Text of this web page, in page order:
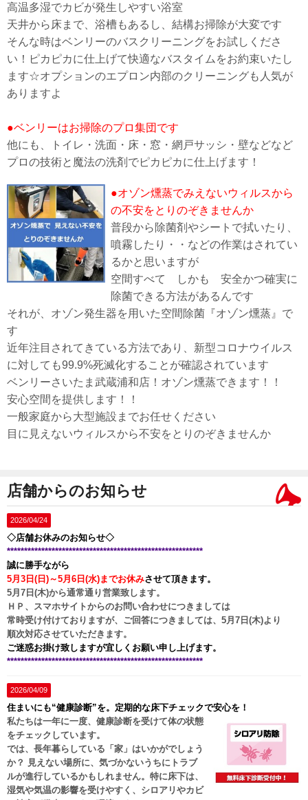
高温多湿でカビが発生しやすい浴室
天井から床まで、浴槽もあるし、結構お掃除が大変です
そんな時はベンリーのバスクリーニングをお試しくださ
い！ピカピカに仕上げて快適なバスタイムをお約束いたし
ます☆オプションのエプロン内部のクリーニングも人気が
ありますよ
●ベンリーはお掃除のプロ集団です
他にも、トイレ・洗面・床・窓・網戸サッシ・壁などなど
プロの技術と魔法の洗剤でピカピカに仕上げます！
●オゾン燻蒸でみえないウィルスから
の不安をとりのぞきませんか
普段から除菌剤やシートで拭いたり、
噴霧したり・・などの作業はされてい
るかと思いますが
空間すべて しかも 安全かつ確実に
除菌できる方法があるんです
それが、オゾン発生器を用いた空間除菌『オゾン燻蒸』で
す
近年注目されてきている方法であり、新型コロナウイルス
に対しても99.9%死滅化することが確認されています
ベンリーさいたま武蔵浦和店！オゾン燻蒸できます！！
安心空間を提供します！！
一般家庭から大型施設までお任せください
目に見えないウィルスから不安をとりのぞきませんか
店舗からのお知らせ
2026/04/24
◇店舗お休みのお知らせ◇
*********************************************************
誠に勝手ながら
5月3日(日)～5月6日(水)までお休みさせて頂きます。
5月7日(木)から通常通り営業致します。
ＨＰ、スマホサイトからのお問い合わせにつきましては
常時受け付けておりますが、ご回答につきましては、5月7日(木)より
順次対応させていただきます。
ご迷惑お掛け致しますが宜しくお願い申し上げます。
*********************************************************
2026/04/09
住まいにも“健康診断”を。定期的な床下チェックで安心を！
私たちは一年に一度、健康診断を受けて体の状態
をチェックしています。
では、長年暮らしている「家」はいかがでしょう
か？ 見えない場所に、気づかないうちにトラブ
ルが進行しているかもしれません。特に床下は、
湿気や気温の影響を受けやすく、シロアリやカビ